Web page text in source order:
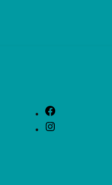
Dann lies hier weiter.